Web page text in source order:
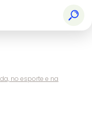
no esporte e na